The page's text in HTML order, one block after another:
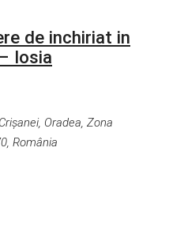
de inchiriat in
Iosia
Oradea, Zona
România